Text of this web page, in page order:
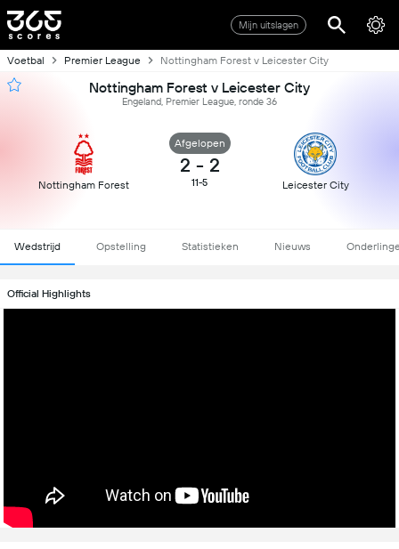
Mijn uitslagen
Voetbal Premier League Nottingham Forest v Leicester City
Nottingham Forest v Leicester City
Engeland, Premier League, ronde 36
Nottingham Forest
Afgelopen
2 - 2
11-5 Leicester City
Wedstrijd Opstelling Statistieken Nieuws
Official Highlights